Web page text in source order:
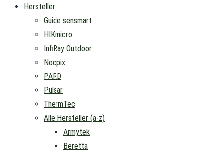
Hersteller
Guide sensmart
HIKmicro
InfiRay Outdoor
Nocpix
PARD
Pulsar
ThermTec
Alle Hersteller (a-z)
Armytek
Beretta